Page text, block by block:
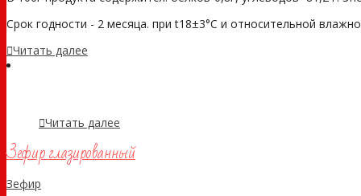
Срок годности - 2 месяца. при t18±3°С и относительной
Читать далее
Читать далее
Зефир глазированный
Зефир